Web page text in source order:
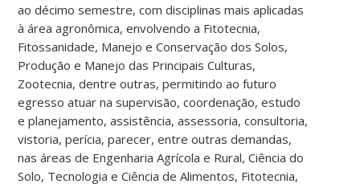
ao décimo semestre, com disciplinas mais aplicadas
à área agronômica, envolvendo a Fitotecnia,
Fitossanidade, Manejo e Conservação dos Solos,
Produção e Manejo das Principais Culturas,
Zootecnia, dentre outras, permitindo ao futuro
egresso atuar na supervisão, coordenação, estudo
e planejamento, assistência, assessoria, consultoria,
vistoria, perícia, parecer, entre outras demandas,
nas áreas de Engenharia Agrícola e Rural, Ciência do
Solo, Tecnologia e Ciência de Alimentos, Fitotecnia,